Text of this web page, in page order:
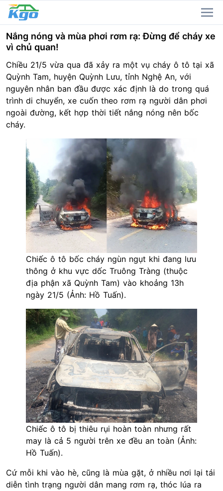
Nắng nóng và mùa phơi rơm rạ: Đừng để cháy xe
vì chủ quan!
Chiều 21/5 vừa qua đã xảy ra một vụ cháy ô tô tại xã
Quỳnh Tam, huyện Quỳnh Lưu, tỉnh Nghệ An, với
nguyên nhân ban đầu được xác định là do trong quá
trình di chuyển, xe cuốn theo rơm rạ người dân phơi
ngoài đường, kết hợp thời tiết nắng nóng nên bốc
cháy.
Chiếc ô tô bốc cháy ngùn ngụt khi đang lưu
thông ở khu vực dốc Truông Tràng (thuộc
địa phận xã Quỳnh Tam) vào khoảng 13h
ngày 21/5 (Ảnh: Hồ Tuấn).
Chiếc ô tô bị thiêu rụi hoàn toàn nhưng rất
may là cả 5 người trên xe đều an toàn (Ảnh:
Hồ Tuấn).
Cứ mỗi khi vào hè, cũng là mùa gặt, ở nhiều nơi lại tái
diễn tình trạng người dân mang rơm rạ, thóc lúa ra